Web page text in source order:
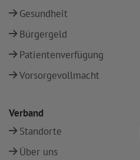
Gesundheit
Bürgergeld
Patientenverfügung
Vorsorgevollmacht
Verband
Standorte
Über uns